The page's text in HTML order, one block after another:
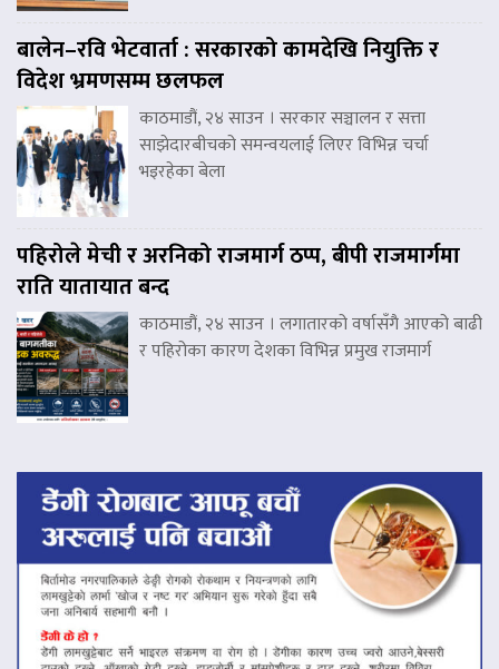
बालेन–रवि भेटवार्ता : सरकारको कामदेखि नियुक्ति र
विदेश भ्रमणसम्म छलफल
काठमाडौं, २४ साउन । सरकार सञ्चालन र सत्ता
साझेदारबीचको समन्वयलाई लिएर विभिन्न चर्चा
भइरहेका बेला
पहिरोले मेची र अरनिको राजमार्ग ठप्प, बीपी राजमार्गमा
राति यातायात बन्द
काठमाडौं, २४ साउन । लगातारको वर्षासँगै आएको बाढी
र पहिरोका कारण देशका विभिन्न प्रमुख राजमार्ग